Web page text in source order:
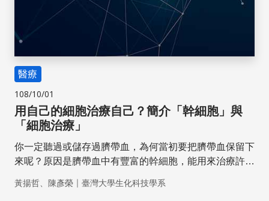
醫療
108/10/01
用自己的細胞治療自己？簡介「幹細胞」與
「細胞治療」
你一定聽過或儲存過臍帶血，為何當初要把臍帶血保留下
來呢？原因是臍帶血中有豐富的幹細胞，能用來治療許多
類以及更有應用潛力的幹細胞被發現和應用。
黃揚哲、陳彥榮 ｜ 臺灣大學生化科技學系